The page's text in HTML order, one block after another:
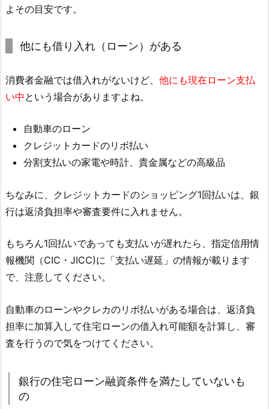
よその目安です。
他にも借り入れ（ローン）がある
消費者金融では借入れがないけど、 他にも現在ローン支払
い中 という場合がありますよね。
自動車のローン
クレジットカードのリボ払い
分割支払いの家電や時計、貴金属などの高級品
ちなみに、クレジットカードのショッピング1回払いは、銀
行は返済負担率や審査要件に入れません。
もちろん1回払いであっても支払いが遅れたら、指定信用情
報機関（CIC・JICC)に「支払い遅延」の情報が載ります
で、注意してください。
自動車のローンやクレカのリボ払いがある場合は、返済負
担率に加算入して住宅ローンの借入れ可能額を計算し、審
査を行うので気をつけてください。
銀行の住宅ローン融資条件を満たしていないも
の